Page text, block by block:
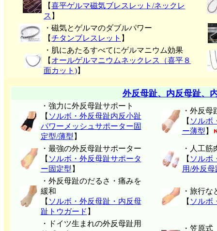
【喜平ゲルマ磁気ブレスレット/ネックレ
ス 】
・磁気とゲルマのダブルパワー
【チタンブレスレット 】
・肌にあたるすべてにゲルマニウム効果
【 オールゲルマニウムネックレス（喜平８
面カット)】
外反母趾、内反母趾、
・強力に外反母趾サポート
【 ソルボ・外反母趾内反小趾
パワーメッシュサポーター固
定型/薄型 】
・外反
【 ソルボ
ー薄型 】
・最強の外反母趾サポーター
【 ソルボ・外反母趾サポータ
ー固定型 】
・人工筋
【 ソルボ
用/外反
・外反母趾のだるさ・痛みを
緩和
【 ソルボ・外反母趾・内反母
趾トウガード 】
・旅行な
【 ソルボ
・ドイツ生まれの外反母趾用
・笠原式